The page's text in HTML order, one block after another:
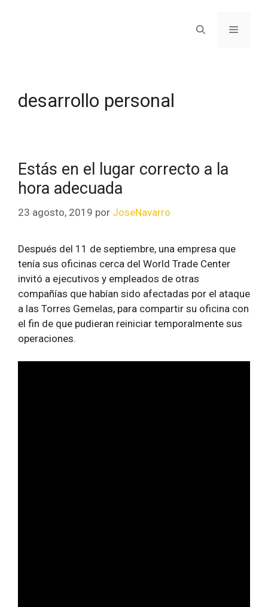
desarrollo personal
Estás en el lugar correcto a la
hora adecuada
23 agosto, 2019 por JoseNavarro
Después del 11 de septiembre, una empresa que
tenía sus oficinas cerca del World Trade Center
invitó a ejecutivos y empleados de otras
compañías que habían sido afectadas por el ataque
a las Torres Gemelas, para compartir su oficina con
el fin de que pudieran reiniciar temporalmente sus
operaciones.